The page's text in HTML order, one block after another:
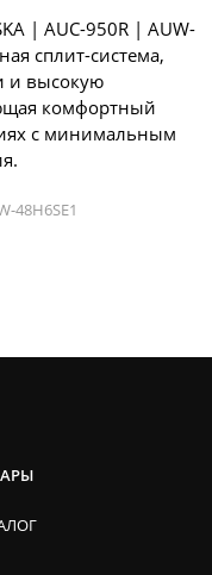
| AUC-950R | AUW-
сплит-система,
и высокую
комфортный
с минимальным
48H6SE1